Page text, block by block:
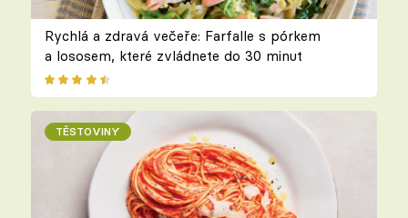
Rychlá a zdravá večeře: Farfalle s pórkem
a lososem, které zvládnete do 30 minut
TĚSTOVINY